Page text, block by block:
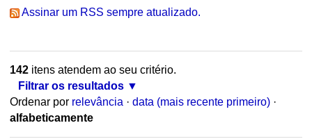
Assinar um RSS sempre atualizado.
142itens atendem ao seu critério.
Filtrar os resultados
Ordenar por relevância · data (mais recente primeiro) ·
alfabeticamente